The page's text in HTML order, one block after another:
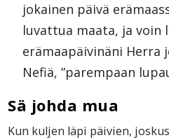
jokainen päivä
luvattua maata, ja voin
erämaapäivinäni Herra
Nefiä, ”parempaan
Sä johda mua
Kun kuljen läpi päivien,